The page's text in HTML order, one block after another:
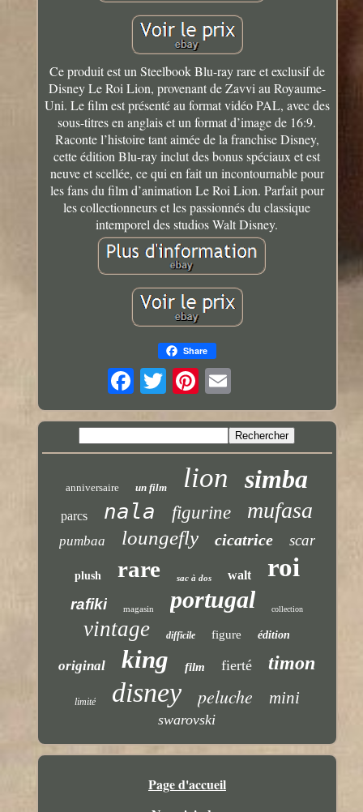
Ce produit est un Steelbook Blu-ray rare et exclusif de
Disney Le Roi Lion, provenant de Zavvi au Royaume-
Uni. Le film est présenté au format vidéo PAL, avec des
sous-titres en anglais et un format d’image de 16:9.
Raconte l’histoire tant aimée de la franchise Disney,
cette édition Blu-ray inclut des bonus spéciaux et est
neuve et scellée, ce qui en fait un incontournable pour
les fans du film d’animation Le Roi Lion. Parfait pour
les collectionneurs et les passionnés du classique
intemporel des studios Walt Disney.
Share
anniversaire un film lion simba
parcs nala figurine mufasa
pumbaa loungefly cicatrice scar
plush rare sac à dos walt roi
rafiki magasin portugal collection
vintage difficile figure édition
original king film fierté timon
limité disney peluche mini
swarovski
Page d'accueil